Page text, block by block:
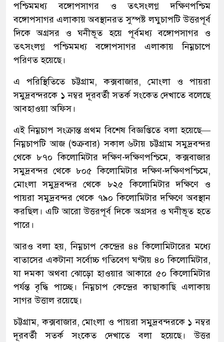
পশ্চিমমধ্য বঙ্গোপসাগর ও তৎসংলগ্ন দক্ষিণপশ্চিম
বঙ্গোপসাগর এলাকায় অবস্থানরত সুস্পষ্ট লঘুচাপটি উত্তরপূর্ব
দিকে অগ্রসর ও ঘনীভূত হয়ে পূর্বমধ্য বঙ্গোপসাগর ও
তৎসংলগ্ন পশ্চিমমধ্য বঙ্গোপসাগর এলাকায় নিম্নচাপে
পরিণত হয়েছে।
এ পরিস্থিতিতে চট্টগ্রাম, কক্সবাজার, মোংলা ও পায়রা
সমুদ্রবন্দরকে ১ নম্বর দূরবর্তী সতর্ক সংকেত দেখাতে বলেছে
আবহাওয়া অফিস।
এই নিম্নচাপ সংক্রান্ত প্রথম বিশেষ বিজ্ঞপ্তিতে বলা হয়েছে—
নিম্নচাপটি আজ (শুক্রবার) সকাল ৬টায় চট্টগ্রাম সমুদ্রবন্দর
থেকে ৮৭০ কিলোমিটার দক্ষিণ-দক্ষিণপশ্চিমে, কক্সবাজার
সমুদ্রবন্দর থেকে ৮০৫ কিলোমিটার দক্ষিণ-দক্ষিণপশ্চিমে,
মোংলা সমুদ্রবন্দর থেকে ৮২৫ কিলোমিটার দক্ষিণে ও
পায়রা সমুদ্রবন্দর থেকে ৭৯০ কিলোমিটার দক্ষিণে অবস্থান
করছিল। এটি আরো উত্তরপূর্ব দিকে অগ্রসর ও ঘনীভূত হতে
পারে।
আরও বলা হয়, নিম্নচাপ কেন্দ্রের ৪৪ কিলোমিটারের মধ্যে
বাতাসের একটানা সর্বোচ্চ গতিবেগ ঘণ্টায় ৪০ কিলোমিটার,
যা দমকা অথবা ঝোড়ো হাওয়ার আকারে ৫০ কিলোমিটার
পর্যন্ত বৃদ্ধি পাচ্ছে। নিম্নচাপ কেন্দ্রের কাছাকাছি এলাকায়
সাগর উত্তাল রয়েছে।
চট্টগ্রাম, কক্সবাজার, মোংলা ও পায়রা সমুদ্রবন্দরকে ১ নম্বর
দূরবর্তী সতর্ক সংকেত দেখাতে বলা হয়েছে। উত্তর